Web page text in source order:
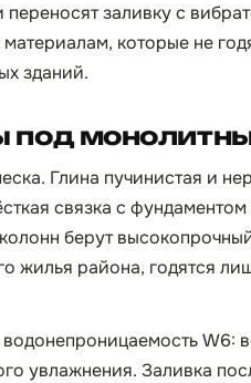
переносят заливку с
которые не
зданий.
Глина пучинистая и
связка с
берут
жилья района, годятся
W6:
увлажнения. Заливка